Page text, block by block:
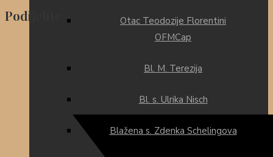
Otac Teodozije Florentini
OFMCap
Bl. M. Terezija
Bl. s. Ulrika Nisch
Blažena s. Zdenka Schelingova
Podijelite
Share